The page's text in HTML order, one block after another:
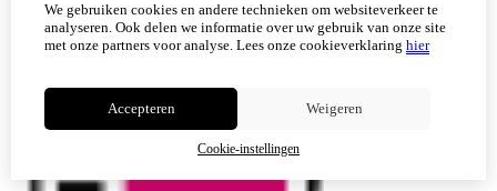
We gebruiken cookies en andere technieken om websiteverkeer te
analyseren. Ook delen we informatie over uw gebruik van onze site
met onze partners voor analyse. Lees onze cookieverklaring hier
Accepteren Weigeren
Cookie-instellingen